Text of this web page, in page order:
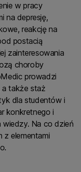
w pracy
na depresję,
reakcję na
postacią
zainteresowania
choroby
prowadzi
a także staż
dla studentów i
konkretnego i
Na co dzień
z elementami